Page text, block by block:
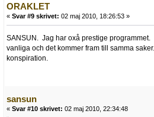
ORAKLET
« Svar #9 skrivet: 02 maj 2010, 18:26:53 »
SANSUN. Jag har oxå prestige
vanliga och det kommer fram till samma
konspiration.
sansun
« Svar #10 skrivet: 02 maj 2010, 22:34:48